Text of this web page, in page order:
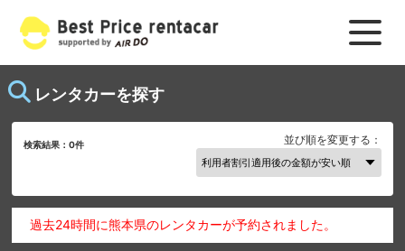
レンタカーを探す
検索結果：0件 並び順を変更する：
過去24時間に熊本県のレンタカーが予約されました。